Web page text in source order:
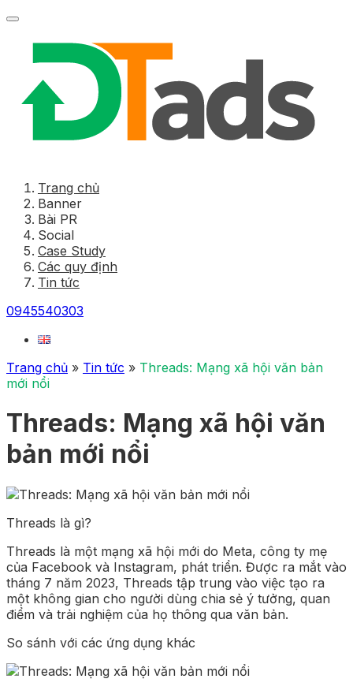
Trang chủ
Banner
Bài PR
Social
Case Study
Các quy định
Tin tức
0945540303
Trang chủ » Tin tức » Threads: Mạng xã hội văn bản
mới nổi
Threads: Mạng xã hội văn
bản mới nổi
Threads là gì?
Threads là một mạng xã hội mới do Meta, công ty mẹ
của Facebook và Instagram, phát triển. Được ra mắt vào
tháng 7 năm 2023, Threads tập trung vào việc tạo ra
một không gian cho người dùng chia sẻ ý tưởng, quan
điểm và trải nghiệm của họ thông qua văn bản.
So sánh với các ứng dụng khác